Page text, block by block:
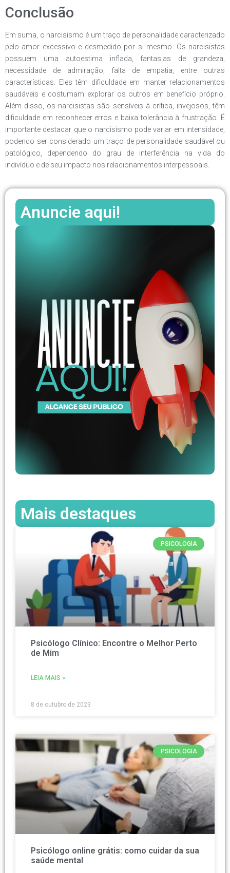
Conclusão
Em suma, o narcisismo é um traço de personalidade caracterizado
pelo amor excessivo e desmedido por si mesmo. Os narcisistas
possuem uma autoestima inflada, fantasias de grandeza,
necessidade de admiração, falta de empatia, entre outras
características. Eles têm dificuldade em manter relacionamentos
saudáveis e costumam explorar os outros em benefício próprio.
Além disso, os narcisistas são sensíveis à crítica, invejosos, têm
dificuldade em reconhecer erros e baixa tolerância à frustração. É
importante destacar que o narcisismo pode variar em intensidade,
podendo ser considerado um traço de personalidade saudável ou
patológico, dependendo do grau de interferência na vida do
indivíduo e de seu impacto nos relacionamentos interpessoais.
Anuncie aqui!
Mais destaques
PSICOLOGIA
Psicólogo Clínico: Encontre o Melhor Perto
de Mim
LEIA MAIS »
8 de outubro de 2023
PSICOLOGIA
Psicólogo online grátis: como cuidar da sua
saúde mental